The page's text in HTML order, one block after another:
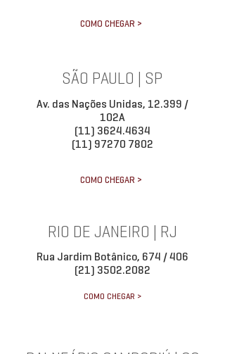
COMO CHEGAR >
SÃO PAULO | SP
Av. das Nações Unidas, 12.399 /
102A
(11) 3624.4634
(11) 97270 7802
COMO CHEGAR >
RIO DE JANEIRO | RJ
Rua Jardim Botânico, 674 / 406
(21) 3502.2082
COMO CHEGAR >